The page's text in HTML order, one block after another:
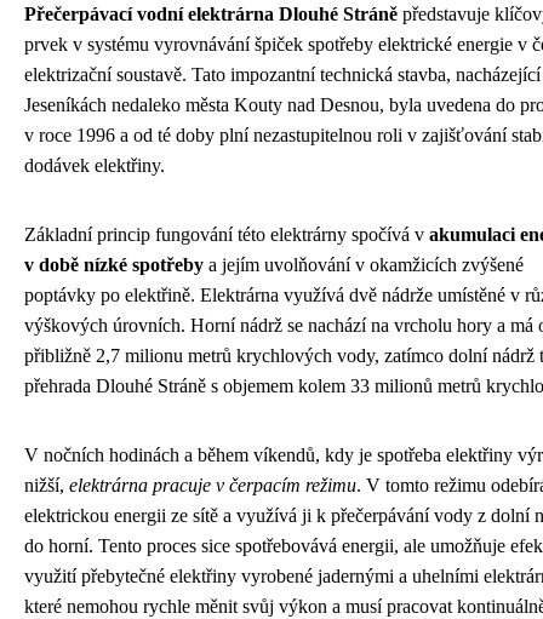
Přečerpávací vodní elektrárna Dlouhé Stráně představuje
prvek v systému vyrovnávání špiček spotřeby elektrické energie v
elektrizační soustavě. Tato impozantní technická stavba,
Jeseníkách nedaleko města Kouty nad Desnou, byla uvedena do
v roce 1996 a od té doby plní nezastupitelnou roli v zajišťování
dodávek elektřiny.
Základní princip fungování této elektrárny spočívá v akumulaci
v době nízké spotřeby a jejím uvolňování v okamžicích zvýšené
poptávky po elektřině. Elektrárna využívá dvě nádrže umístěné v
výškových úrovních. Horní nádrž se nachází na vrcholu hory a má
přibližně 2,7 milionu metrů krychlových vody, zatímco dolní nádrž
přehrada Dlouhé Stráně s objemem kolem 33 milionů metrů
V nočních hodinách a během víkendů, kdy je spotřeba elektřiny
nižší, elektrárna pracuje v čerpacím režimu. V tomto režimu
elektrickou energii ze sítě a využívá ji k přečerpávání vody z dolní
do horní. Tento proces sice spotřebovává energii, ale umožňuje
využití přebytečné elektřiny vyrobené jadernými a uhelními
které nemohou rychle měnit svůj výkon a musí pracovat